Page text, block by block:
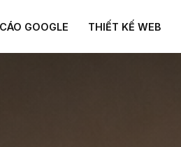
GOOGLE THIẾT KẾ WEB